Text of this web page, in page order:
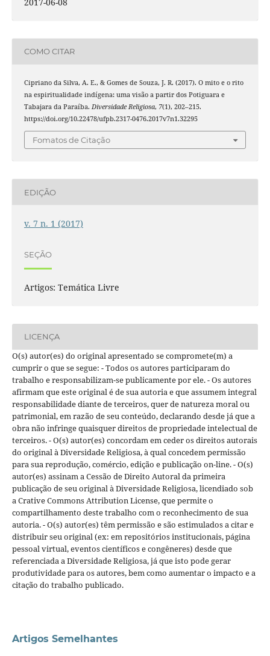
COMO CITAR
Cipriano da Silva, A. E., & Gomes de Souza, J. R. (2017). O mito e o rito
na espiritualidade indígena: uma visão a partir dos Potiguara e
Tabajara da Paraíba. Diversidade Religiosa, 7(1), 202–215.
https://doi.org/10.22478/ufpb.2317-0476.2017v7n1.32295
Fomatos de Citação
EDIÇÃO
v. 7 n. 1 (2017)
SEÇÃO
Artigos: Temática Livre
LICENÇA
O(s) autor(es) do original apresentado se compromete(m) a
cumprir o que se segue: - Todos os autores participaram do
trabalho e responsabilizam-se publicamente por ele. - Os autores
afirmam que este original é de sua autoria e que assumem integral
responsabilidade diante de terceiros, quer de natureza moral ou
patrimonial, em razão de seu conteúdo, declarando desde já que a
obra não infringe quaisquer direitos de propriedade intelectual de
terceiros. - O(s) autor(es) concordam em ceder os direitos autorais
do original à Diversidade Religiosa, à qual concedem permissão
para sua reprodução, comércio, edição e publicação on-line. - O(s)
autor(es) assinam a Cessão de Direito Autoral da primeira
publicação de seu original à Diversidade Religiosa, licendiado sob
a Crative Commons Attribution License, que permite o
compartilhamento deste trabalho com o reconhecimento de sua
autoria. - O(s) autor(es) têm permissão e são estimulados a citar e
distribuir seu original (ex: em repositórios institucionais, página
pessoal virtual, eventos científicos e congêneres) desde que
referenciada a Diversidade Religiosa, já que isto pode gerar
produtividade para os autores, bem como aumentar o impacto e a
citação do trabalho publicado.
Artigos Semelhantes